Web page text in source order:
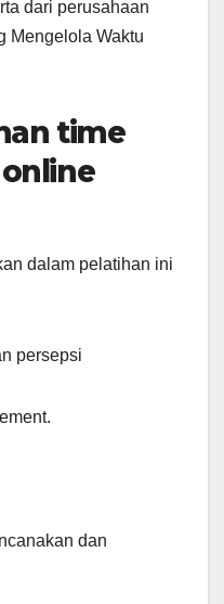
dari perusahaan
Mengelola Waktu
time
dalam pelatihan ini
persepsi
dan